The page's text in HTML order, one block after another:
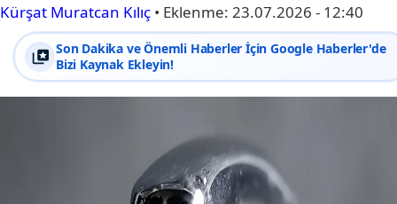
Kürşat Muratcan Kılıç • Eklenme: 23.07.2026 - 12:40
Son Dakika ve Önemli Haberler İçin Google Haberler'de
Bizi Kaynak Ekleyin!